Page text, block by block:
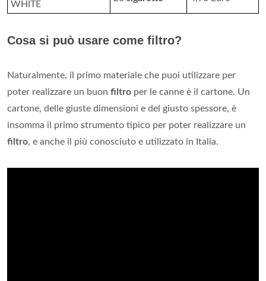
WHITE
Cosa si può usare come filtro?
Naturalmente, il primo materiale che puoi utilizzare per
poter realizzare un buon filtro per le canne è il cartone. Un
cartone, delle giuste dimensioni e del giusto spessore, è
insomma il primo strumento tipico per poter realizzare un
filtro, e anche il più conosciuto e utilizzato in Italia.